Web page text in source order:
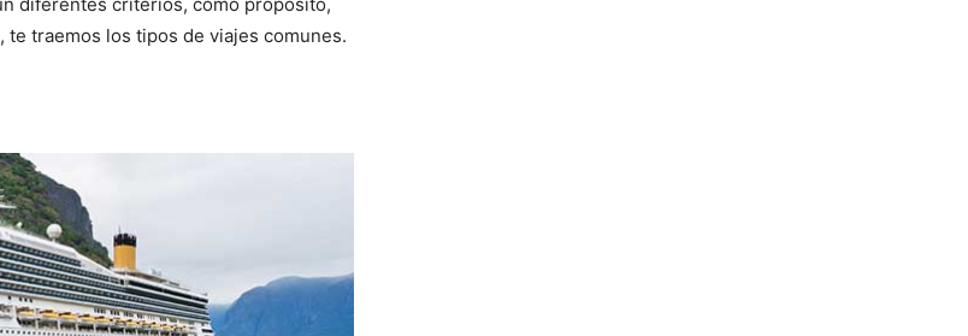
traemos los tipos de viajes comunes.